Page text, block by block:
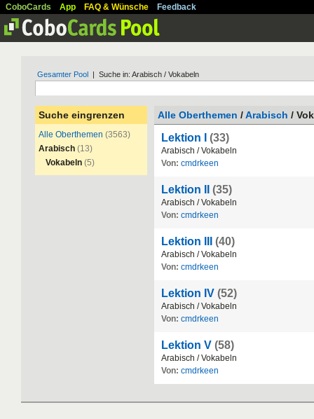
CoboCards App FAQ & Wünsche Feedback
Gesamter Pool | Suche in: Arabisch / Vokabeln
Suche eingrenzen
Alle Oberthemen (3563)
Arabisch (13)
Vokabeln (5)
Alle Oberthemen /Arabisch /
Lektion I (33)
Arabisch /Vokabeln
Von: cmdrkeen
Lektion II (35)
Arabisch /Vokabeln
Von: cmdrkeen
Lektion III (40)
Arabisch /Vokabeln
Von: cmdrkeen
Lektion IV (52)
Arabisch /Vokabeln
Von: cmdrkeen
Lektion V (58)
Arabisch /Vokabeln
Von: cmdrkeen